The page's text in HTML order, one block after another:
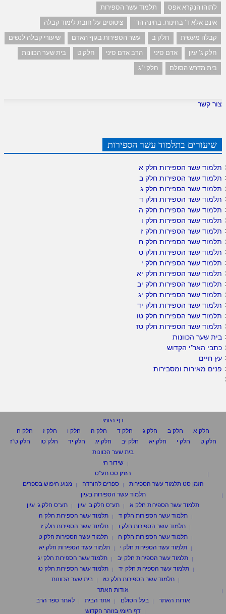
לתוהו הנקרא אפס
תלמוד עשר הספירות
אינם אלא ד' בחינות. בחינה הד'
ציטוטים על חובת לימוד קבלה
קבלה מעשית
חלק ב עשר הספירות בגוף האדם
שיעורי קבלה לנשים
חלק ג' עיון
אדם סיני הרב אדם סיני חלק ט
בית שער הכוונות
בית מדרש הסולם
חלק י"ג
צור קשר
שיעורים בתלמוד עשר הספירות
תלמוד עשר הספירות חלק א
תלמוד עשר הספירות חלק ב
תלמוד עשר הספירות חלק ג
תלמוד עשר הספירות חלק ד
תלמוד עשר הספירות חלק ה
תלמוד עשר הספירות חלק ו
תלמוד עשר הספירות חלק ז
תלמוד עשר הספירות חלק ח
תלמוד עשר הספירות חלק ט
תלמוד עשר הספירות חלק י
תלמוד עשר הספירות חלק יא
תלמוד עשר הספירות חלק יב
תלמוד עשר הספירות חלק יג
תלמוד עשר הספירות חלק יד
תלמוד עשר הספירות חלק טו
תלמוד עשר הספירות חלק טז
בית שער הכוונות
כתבי האר"י הקדוש
עץ חיים
פנים מאירות ומסבירות
דף היומי
חלק א
חלק ב חלק ג חלק ד חלק ה חלק ו חלק ז
חלק ח
חלק ט
חלק י חלק יא חלק יב חלק יג חלק יד חלק טו
חלק ט"ז
בית שער הכוונות
שידור חי
הזמן סט תע"ס
הזמן סט תלמוד עשר הספירות
ספרים להורדה
מנוע חיפוש בספרים
תלמוד עשר הספירות בעיון
תלמוד עשר הספירות חלק א
תע"ס חלק ב' עיון
תע"ס חלק ג' עיון
תלמוד עשר הספירות חלק ד
תלמוד עשר הספירות חלק ה
תלמוד עשר הספירות חלק ו
תלמוד עשר הספירות חלק ז
תלמוד עשר הספירות חלק ח
תלמוד עשר הספירות חלק ט
תלמוד עשר הספירות חלק י
תלמוד עשר הספירות חלק יא
תלמוד עשר הספירות חלק יב
תלמוד עשר הספירות חלק יג
תלמוד עשר הספירות חלק יד
תלמוד עשר הספירות חלק טו
תלמוד עשר הספירות חלק טז
בית שער הכוונות
אודות האתר
אודות האתר
בעל הסולם אתר הבית
לאתר ספר הרב
דף היומי בזוהר הקדוש